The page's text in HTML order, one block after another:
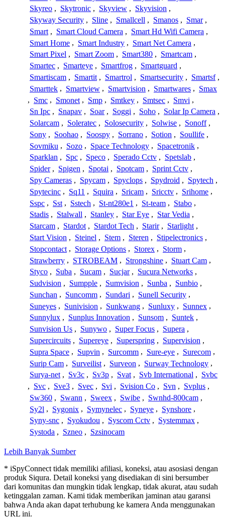
Skyreo , Skytronic , Skyview , Skyvision ,
Skyway Security , Sline , Smallcell , Smanos , Smar ,
Smart , Smart Cloud Camera , Smart Hd Wifi Camera ,
Smart Home , Smart Industry , Smart Net Camera ,
Smart Pixel , Smart Zoom , Smart380 , Smartcam ,
Smartec , Smarteye , Smartfrog , Smartguard ,
Smartiscam , Smartit , Smartrol , Smartsecurity , Smartsf ,
Smarttek , Smartview , Smartvision , Smartwares , Smax
, Smc , Smonet , Smp , Smtkey , Smtsec , Smvi ,
Sn Ipc , Snapav , Soar , Soggi , Soho , Solar Ip Camera ,
Solarcam , Soleratec , Solosecurity , Solwise , Sonoff ,
Sony , Soohao , Soospy , Sorrano , Sotion , Soullife ,
Sovmiku , Sozo , Space Technology , Spacetronik ,
Sparklan , Spc , Speco , Sperado Cctv , Spetslab ,
Spider , Spigen , Spotai , Spotcam , Sprint Cctv ,
Spy Cameras , Spycam , Spyclops , Spydroid , Spytech ,
Spytecinc , Sq11 , Squira , Sricam , Sricctv , Srihome ,
Sspc , Sst , Sstech , St-nt280e1 , St-team , Stabo ,
Stadis , Stalwall , Stanley , Star Eye , Star Vedia ,
Starcam , Stardot , Stardot Tech , Starir , Starlight ,
Start Vision , Steinel , Stem , Steren , Stipelectronics ,
Stopcontact , Storage Options , Storex , Storm ,
Strawberry , STROBEAM , Strongshine , Stuart Cam ,
Styco , Suba , Sucam , Sucjar , Sucura Networks ,
Sudvision , Sumpple , Sumvision , Sunba , Sunbio ,
Sunchan , Suncomm , Sundari , Sunell Security ,
Suneyes , Sunivision , Sunkwang , Sunluxy , Sunnex ,
Sunnylux , Sunplus Innovation , Sunsom , Suntek ,
Sunvision Us , Sunywo , Super Focus , Supera ,
Supercircuits , Supereye , Superspring , Supervision ,
Supra Space , Supvin , Surcomm , Sure-eye , Surecom ,
Surip Cam , Surveilist , Surveon , Surway Technology ,
Surya-net , Sv3c , Sv3p , Svat , Svb International , Svbc
, Svc , Sve3 , Svec , Svi , Svision Co , Svn , Svplus ,
Sw360 , Swann , Sweex , Swibe , Swnhd-800cam ,
Sy2l , Sygonix , Symynelec , Syneye , Synshore ,
Syny-snc , Syokudou , Syscom Cctv , Systemmax ,
Systoda , Szneo , Szsinocam
Lebih Banyak Sumber
* iSpyConnect tidak memiliki afiliasi, koneksi, atau asosiasi dengan
produk Siqura. Detail koneksi yang disediakan di sini bersumber
dari komunitas dan mungkin tidak lengkap, tidak akurat, atau sudah
ketinggalan zaman. Kami tidak memberikan jaminan atau garansi
bahwa Anda akan dapat terhubung ke kamera Anda menggunakan
URL ini.